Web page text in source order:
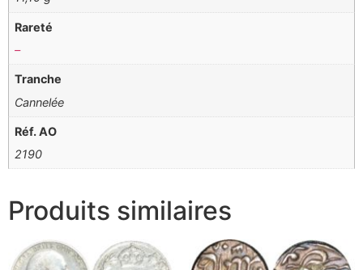
Rareté
–
Tranche
Cannelée
Réf. AO
2190
Produits similaires